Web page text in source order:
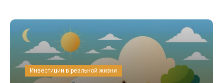
Инвестиции в реальной жизни